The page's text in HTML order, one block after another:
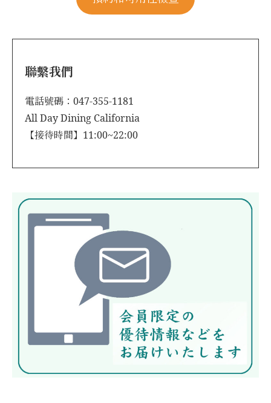
聯繫我們
電話號碼：047-355-1181
All Day Dining California
【接待時間】11:00~22:00